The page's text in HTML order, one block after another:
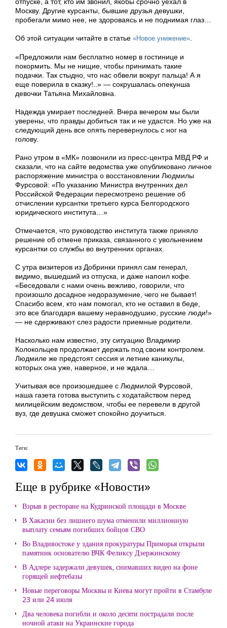
Москву. Другие курсанты, бывшие друзья девушки,
пробегали мимо нее, не здороваясь и не поднимая глаз…
Об этой ситуации читайте в статье «Новое унижение»
«Предложили нам бесплатно номер в гостинице и
покормить. Мы не нищие, чтобы принимать такие
подачки. Так стыдно, что нас обвели вокруг пальца! А я
еще поверила в сказку!..» — сокрушалась опекунша
девочки Татьяна Михайловна.
Надежда умирает последней. Вчера вечером мы были
уверены, что правды добиться так и не удастся. Но уже на
следующий день все опять перевернулось с ног на
голову.
Рано утром в «МК» позвонили из пресс-центра МВД РФ и
сказали, что на сайте ведомства уже опубликовано личное
распоряжение министра о восстановлении Людмилы
Фурсовой: «По указанию Министра внутренних дел
Российской Федерации пересмотрено решение об
отчислении курсантки третьего курса Белгородского
юридического института…»
Отмечается, что руководство института также приняло
решение об отмене приказа, связанного с увольнением
курсантки со службы во внутренних органах.
С утра визитеров из Добринки принял сам генерал,
видимо, вышедший из отпуска, и даже напоил кофе.
«Беседовали с нами очень вежливо, говорили, что
произошло досадное недоразумение, чего не бывает!
Спасибо всем, кто нам помогал, кто не оставил в беде,
это все благодаря вашему неравнодушию, русские люди!»
— не сдерживают слез радости приемные родители.
Насколько нам известно, эту ситуацию Владимир
Колокольцев продолжает держать под своим контролем.
Людмиле же предстоят сессия и летние каникулы,
которых она уже, наверное, и не ждала…
Учитывая все произошедшее с Людмилой Фурсовой,
наша газета готова выступить с ходатайством перед
милицейским ведомством, чтобы ее перевели в другой
вуз, где девушка сможет спокойно доучиться.
Теги:
Еще в рубрике «Новости»
Взрыв в ресторане на Кудринской площади в Москве
В Хакасии без лишнего шума отменили миллионную
выплату семьям погибших бойцов СВО
Во Владивостоке у здания прокуратуры Приморья открыли
памятник основателю ВЧК Феликсу Дзержинскому
В Адлере задержали девушек, снимавших видео на фоне
горящей нефтебазы
Новые переговоры Москвы и Киева могут пройти в Стамбуле
23 или 24 июля
Два человека погибли и около десяти пострадали после
ночной атаки на Украинские города